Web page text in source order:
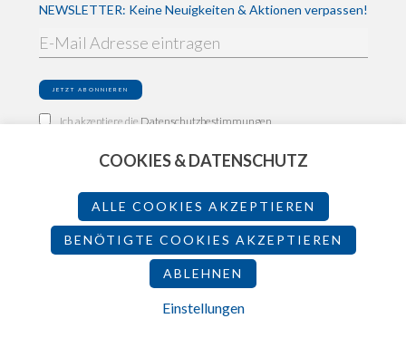
NEWSLETTER: Keine Neuigkeiten & Aktionen verpassen!
Ich akzeptiere die Datenschutzbestimmungen
Impressum
Datenschutz
Teilnahmebedingungen
2026 - Made by
COOKIES & DATENSCHUTZ
ALLE COOKIES AKZEPTIEREN
BENÖTIGTE COOKIES AKZEPTIEREN
ABLEHNEN
Einstellungen